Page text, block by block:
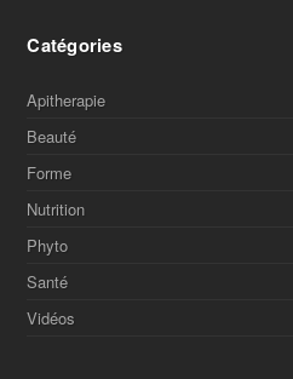
Catégories
Apitherapie
Beauté
Forme
Nutrition
Phyto
Santé
Vidéos